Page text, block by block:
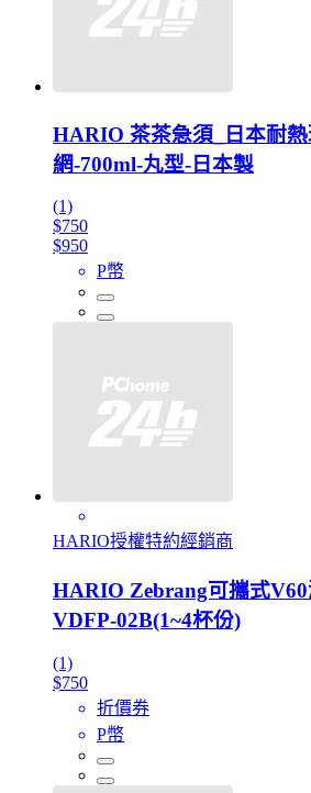
HARIO 茶茶急須_日本耐
網-700ml-丸型-日本製
(1)
$750
$950
P幣
HARIO授權特約經銷商
HARIO Zebrang可攜式
VDFP-02B(1~4杯份)
(1)
$750
折價券
P幣